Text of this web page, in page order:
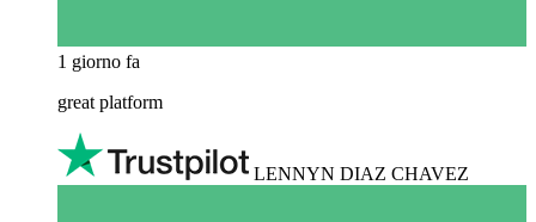
1 giorno fa
great platform
LENNYN DIAZ CHAVEZ